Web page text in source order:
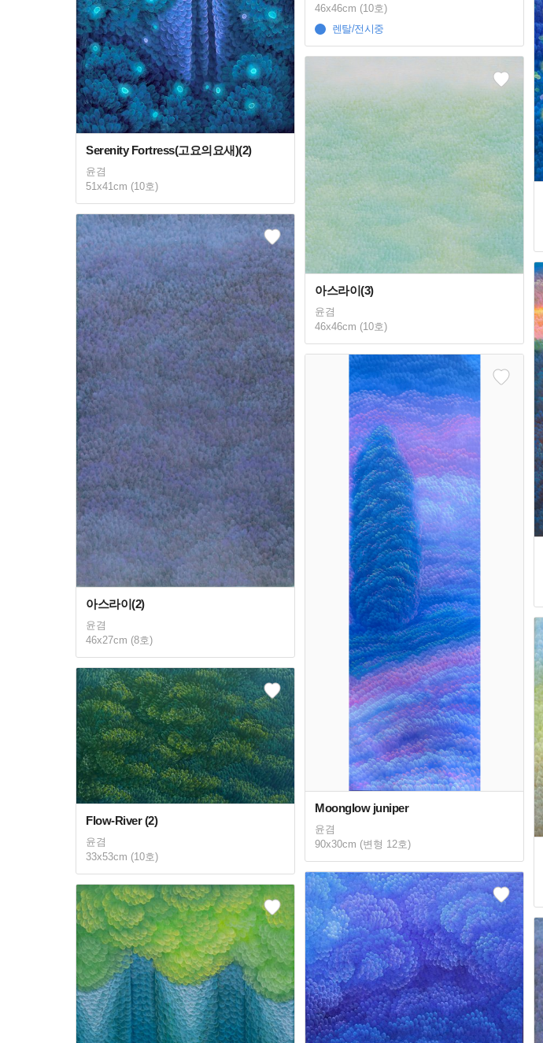
46x46cm (10호)
렌탈/전시중
Serenity Fortress(고요의요새)(2)
윤겸
51x41cm (10호)
아스라이(3)
윤겸
46x46cm (10호)
아스라이(2)
윤겸
46x27cm (8호)
Moonglow juniper
윤겸
90x30cm (변형 12호)
Flow-River (2)
윤겸
33x53cm (10호)